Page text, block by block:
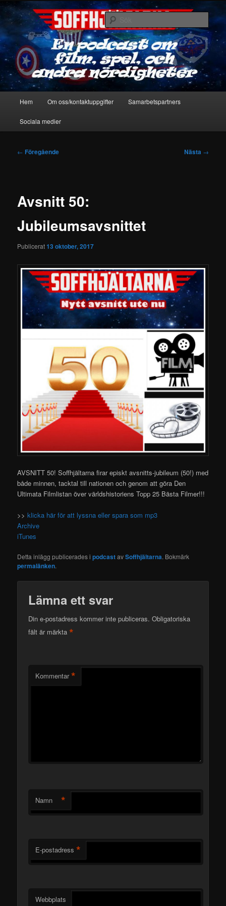
Hoppa
primärt
innehållSoffhjältarna
En podcast om film, spel & andra nördigheter
Sök
Hem Om oss/kontaktuppgifter Samarbetspartners
Sociala medier
Inläggsnavigering
← Föregående Nästa →
Avsnitt 50:
Jubileumsavsnittet
Publicerat13 oktober, 2017
AVSNITT 50! Soffhjältarna firar episkt avsnitts-jubileum (50!) med
både minnen, tacktal till nationen och genom att göra Den
Ultimata Filmlistan över världshistoriens Topp 25 Bästa Filmer!!!
>>klicka här för att lyssna eller spara som mp3
Archive
iTunes
Detta inlägg publicerades ipodcastavSoffhjältarna. Bokmärk
permalänken.
Lämna ett svar
Din e-postadress kommer inte publiceras. Obligatoriska
fält är märkta*
Kommentar *
Namn *
E-postadress *
Webbplats